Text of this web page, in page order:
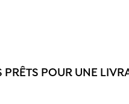
POUR UNE